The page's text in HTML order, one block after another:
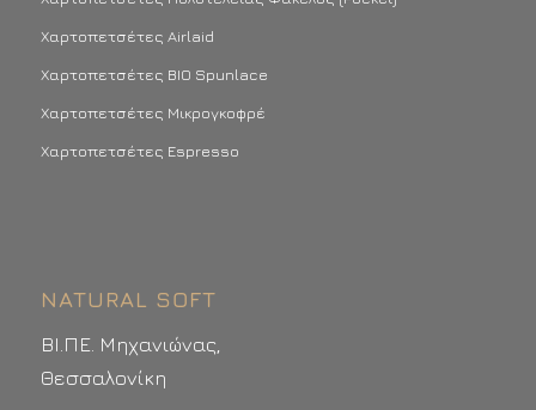
Χαρτοπετσέτες Airlaid
Χαρτοπετσέτες BIO Spunlace
Χαρτοπετσέτες Μικρογκοφρέ
Χαρτοπετσέτες Espresso
NATURAL SOFT
ΒΙ.ΠΕ. Μηχανιώνας,
Θεσσαλονίκη